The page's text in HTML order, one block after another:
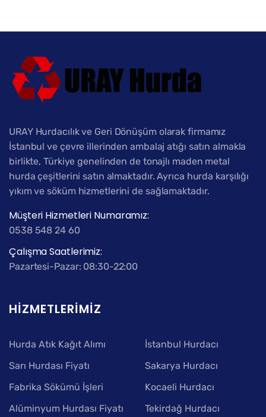
URAY Hurdacılık ve Geri Dönüşüm olarak firmamız
İstanbul ve çevre illerinden ambalaj atığı satın almakla
birlikte, Türkiye genelinden de tonajlı maden metal
hurda çeşitlerini satın almaktadır. Ayrıca hurda karşılığı
yıkım ve söküm hizmetlerini de sağlamaktadır.
Müşteri Hizmetleri Numaramız:
0538 548 24 60
Çalışma Saatlerimiz:
Pazartesi-Pazar: 08:30-22:00
HIZMETLERIMIZ
Hurda Atık Kağıt Alımı
Sarı Hurdası Fiyatı
Fabrika Sökümü İşleri
Alüminyum Hurdası Fiyatı
İstanbul Hurdacı
Sakarya Hurdacı
Kocaeli Hurdacı
Tekirdağ Hurdacı